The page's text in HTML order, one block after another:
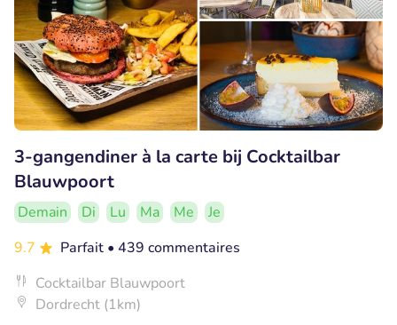
3-gangendiner à la carte bij Cocktailbar
Blauwpoort
Demain Di Lu Ma Me
Je
9.7
Parfait • 439 commentaires
Cocktailbar Blauwpoort
Dordrecht (1km)